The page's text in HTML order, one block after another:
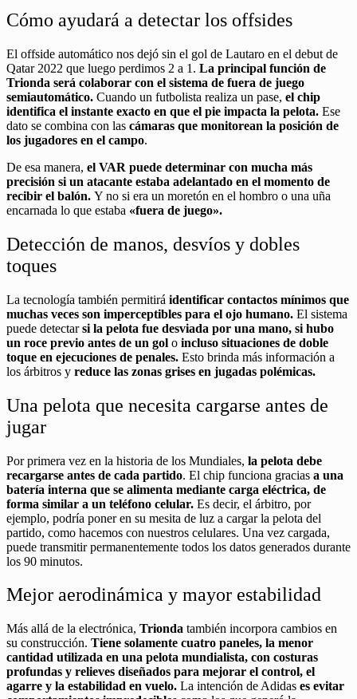
Cómo ayudará a detectar los offsides
El offside automático nos dejó sin el gol de Lautaro en el debut de
Qatar 2022 que luego perdimos 2 a 1. La principal función de
Trionda será colaborar con el sistema de fuera de juego
semiautomático. Cuando un futbolista realiza un pase, el chip
identifica el instante exacto en que el pie impacta la pelota. Ese
dato se combina con las cámaras que monitorean la posición de
los jugadores en el campo.
De esa manera, el VAR puede determinar con mucha más
precisión si un atacante estaba adelantado en el momento de
recibir el balón. Y no si era un moretón en el hombro o una uña
encarnada lo que estaba «fuera de juego».
Detección de manos, desvíos y dobles
toques
La tecnología también permitirá identificar contactos mínimos que
muchas veces son imperceptibles para el ojo humano. El sistema
puede detectarsi la pelota fue desviada por una mano, si hubo
un roce previo antes de un gol o incluso situaciones de doble
toque en ejecuciones de penales. Esto brinda más información a
los árbitros y reduce las zonas grises en jugadas polémicas.
Una pelota que necesita cargarse antes de
jugar
Por primera vez en la historia de los Mundiales, la pelota debe
recargarse antes de cada partido. El chip funciona gracias a una
batería interna que se alimenta mediante carga eléctrica, de
forma similar a un teléfono celular. Es decir, el árbitro, por
ejemplo, podría poner en su mesita de luz a cargar la pelota del
partido, como hacemos con nuestros celulares. Una vez cargada,
puede transmitir permanentemente todos los datos generados durante
los 90 minutos.
Mejor aerodinámica y mayor estabilidad
Más allá de la electrónica, Trionda también incorpora cambios en
su construcción. Tiene solamente cuatro paneles, la menor
cantidad utilizada en una pelota mundialista, con costuras
profundas y relieves diseñados para mejorar el control, el
agarre y la estabilidad en vuelo. La intención de Adidas es evitar